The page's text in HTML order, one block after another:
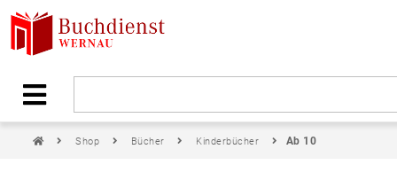
Shop Bücher Kinderbücher Ab 10